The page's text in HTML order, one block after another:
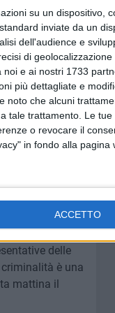
su un dispositivo,
inviate da un
dell'audience e
di
e ai nostri 1733
più dettagliate e
noto che alcuni
tale trattamento. Le
o revocare il
in fondo alla pagina
ACCETTO
prepotenza
queste sono
riusciti a
di una
capire che
c'era anche il
a una città
delle
è una
mattina il